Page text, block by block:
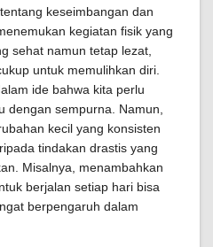
keseimbangan dan
kegiatan fisik yang
sehat namun tetap lezat,
untuk memulihkan diri.
ide bahwa kita perlu
dengan sempurna. Namun,
kecil yang konsisten
tindakan drastis yang
Misalnya, menambahkan
berjalan setiap hari bisa
berpengaruh dalam